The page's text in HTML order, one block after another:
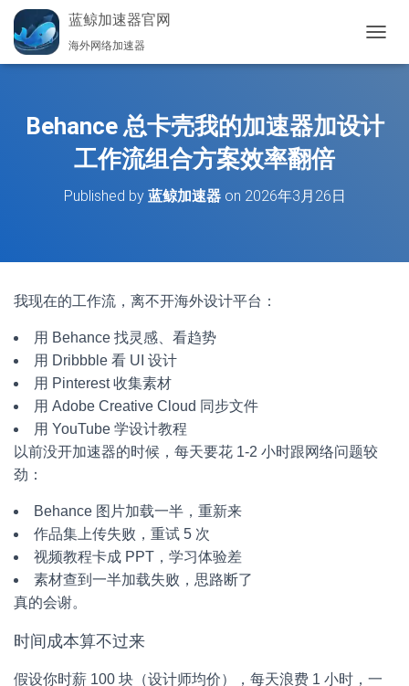
蓝鲸加速器官网
海外网络加速器
换
Behance 总卡壳我的加速器加设计
工作流组合方案效率翻倍
Published by 蓝鲸加速器on 2026年3月26日
我现在的工作流，离不开海外设计平台：
用 Behance 找灵感、看趋势
用 Dribbble 看 UI 设计
用 Pinterest 收集素材
用 Adobe Creative Cloud 同步文件
用 YouTube 学设计教程
以前没开加速器的时候，每天要花 1-2 小时跟网络问题较
劲：
Behance 图片加载一半，重新来
作品集上传失败，重试 5 次
视频教程卡成 PPT，学习体验差
素材查到一半加载失败，思路断了
真的会谢。
时间成本算不过来
假设你时薪 100 块（设计师均价），每天浪费 1 小时，一